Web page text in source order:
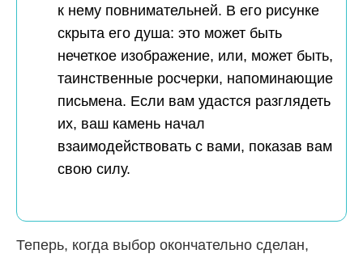
к нему повнимательней. В его рисунке
скрыта его душа: это может быть
нечеткое изображение, или, может быть,
таинственные росчерки, напоминающие
письмена. Если вам удастся разглядеть
их, ваш камень начал
взаимодействовать с вами, показав вам
свою силу.
Теперь, когда выбор окончательно сделан,